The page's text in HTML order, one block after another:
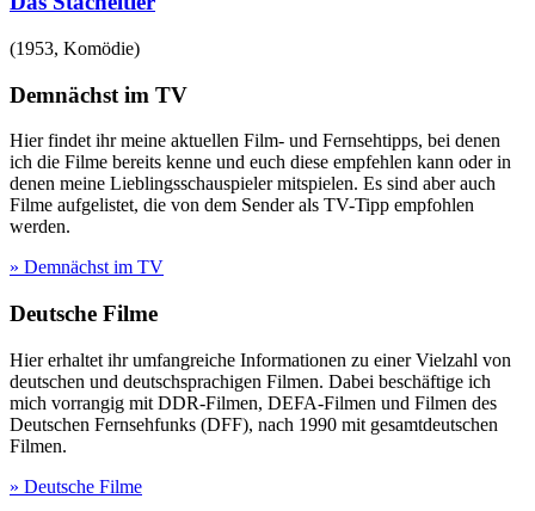
(1953, Komödie)
Demnächst im TV
Hier findet ihr meine aktuellen Film- und Fernsehtipps, bei denen
ich die Filme bereits kenne und euch diese empfehlen kann oder in
denen meine Lieblingsschauspieler mitspielen. Es sind aber auch
Filme aufgelistet, die von dem Sender als TV-Tipp empfohlen
werden.
» Demnächst im TV
Deutsche Filme
Hier erhaltet ihr umfangreiche Informationen zu einer Vielzahl von
deutschen und deutschsprachigen Filmen. Dabei beschäftige ich
mich vorrangig mit DDR-Filmen, DEFA-Filmen und Filmen des
Deutschen Fernsehfunks (DFF), nach 1990 mit gesamtdeutschen
Filmen.
» Deutsche Filme